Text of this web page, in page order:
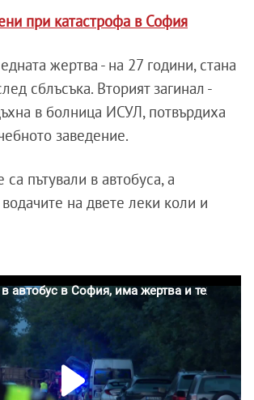
при катастрофа в София
жертва - на 27 години, стана
сблъсъка. Вторият загинал -
в болница ИСУЛ, потвърдиха
заведение.
са пътували в автобуса, а
на двете леки коли и